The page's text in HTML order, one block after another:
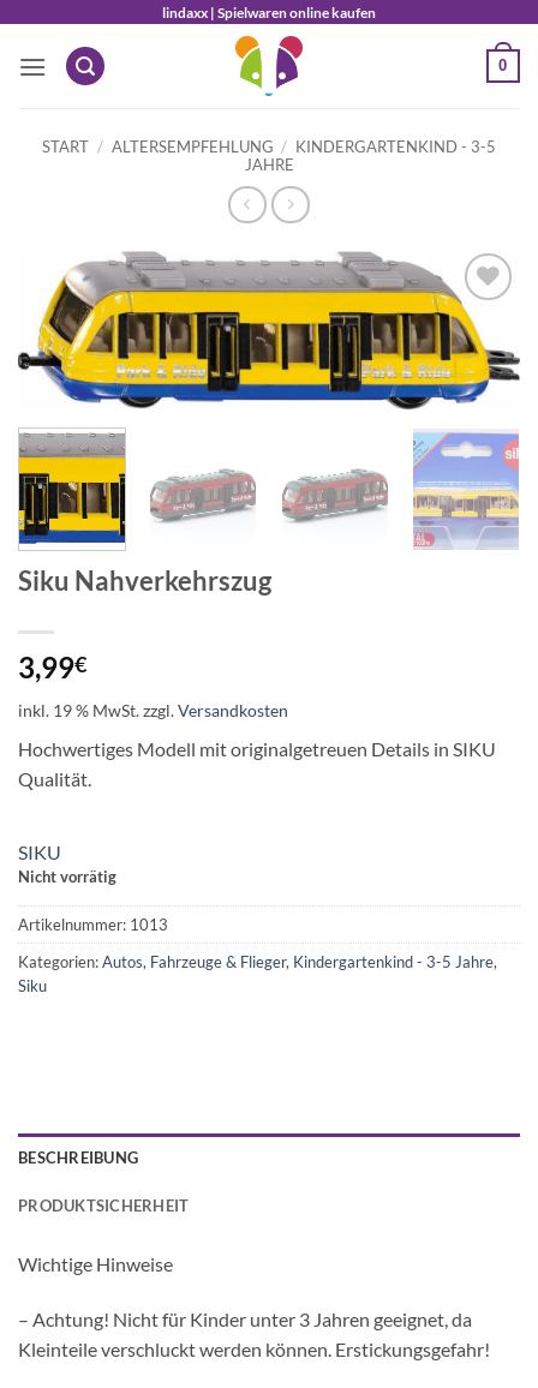
springen
lindaxx | Spielwaren online kaufen
0
START / ALTERSEMPFEHLUNG / KINDERGARTENKIND - 3-5
JAHRE
Auf die
Wunschliste
Siku Nahverkehrszug
3,99€
inkl. 19 % MwSt.zzgl.Versandkosten
Hochwertiges Modell mit originalgetreuen Details in SIKU
Qualität.
SIKU
Nicht vorrätig
Artikelnummer: 1013
Kategorien:Autos, Fahrzeuge & Flieger, Kindergartenkind - 3-5 Jahre,
Siku
BESCHREIBUNG
PRODUKTSICHERHEIT
Wichtige Hinweise
– Achtung! Nicht für Kinder unter 3 Jahren geeignet, da
Kleinteile verschluckt werden können. Erstickungsgefahr!